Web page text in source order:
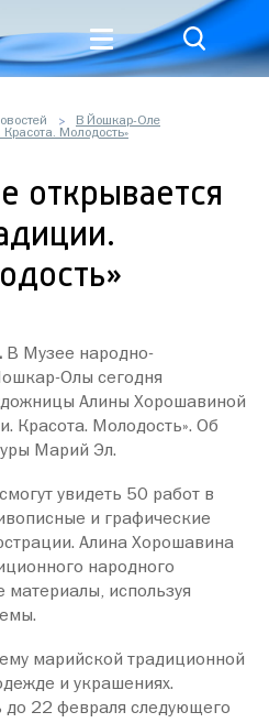
В Йошкар-Оле
Молодость»
открывается
В Музее народно-
Олы сегодня
Алины Хорошавиной
Красота. Молодость». Об
Марий Эл.
увидеть 50 работ в
и графические
Алина Хорошавина
народного
материалы, используя
марийской традиционной
и украшениях.
до 22 февраля следующего